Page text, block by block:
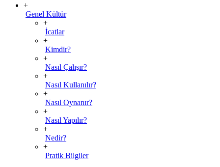
+
Genel Kültür
+
İcatlar
+
Kimdir?
+
Nasıl Çalışır?
+
Nasıl Kullanılır?
+
Nasıl Oynanır?
+
Nasıl Yapılır?
+
Nedir?
+
Pratik Bilgiler